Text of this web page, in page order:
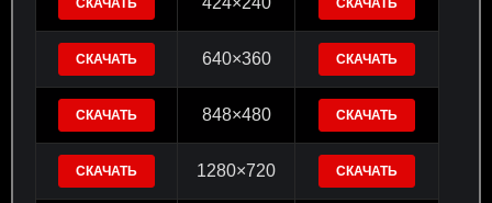
СКАЧАТЬ СКАЧАТЬ
СКАЧАТЬ 640×360 СКАЧАТЬ
СКАЧАТЬ 848×480 СКАЧАТЬ
СКАЧАТЬ 1280×720 СКАЧАТЬ